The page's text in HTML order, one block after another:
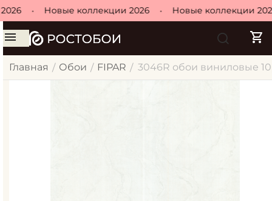
Новые коллекции 2026 Новые коллекции 2026
Главная / Обои / FIPAR / 3046R обои виниловые